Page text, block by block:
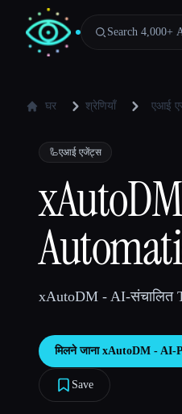
Search 4,000+
घर श्रेणियाँ एआई
🦾एआई एजेंट्स
xAutoDM - AI-संचालित
मिलने जाना xAutoDM - AI-
Save